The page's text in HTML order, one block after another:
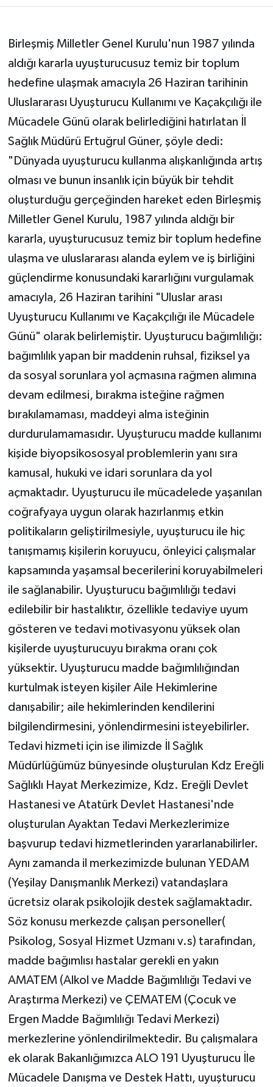
Birleşmiş Milletler Genel Kurulu'nun 1987 yılında
aldığı kararla uyuşturucusuz temiz bir toplum
hedefine ulaşmak amacıyla 26 Haziran tarihinin
Uluslararası Uyuşturucu Kullanımı ve Kaçakçılığı ile
Mücadele Günü olarak belirlediğini hatırlatan İl
Sağlık Müdürü Ertuğrul Güner, şöyle dedi:
"Dünyada uyuşturucu kullanma alışkanlığında artış
olması ve bunun insanlık için büyük bir tehdit
oluşturduğu gerçeğinden hareket eden Birleşmiş
Milletler Genel Kurulu, 1987 yılında aldığı bir
kararla, uyuşturucusuz temiz bir toplum hedefine
ulaşma ve uluslararası alanda eylem ve iş birliğini
güçlendirme konusundaki kararlığını vurgulamak
amacıyla, 26 Haziran tarihini "Uluslar arası
Uyuşturucu Kullanımı ve Kaçakçılığı ile Mücadele
Günü" olarak belirlemiştir. Uyuşturucu bağımlılığı:
bağımlılık yapan bir maddenin ruhsal, fiziksel ya
da sosyal sorunlara yol açmasına rağmen alımına
devam edilmesi, bırakma isteğine rağmen
bırakılamaması, maddeyi alma isteğinin
durdurulamamasıdır. Uyuşturucu madde kullanımı
kişide biyopsikososyal problemlerin yanı sıra
kamusal, hukuki ve idari sorunlara da yol
açmaktadır. Uyuşturucu ile mücadelede yaşanılan
coğrafyaya uygun olarak hazırlanmış etkin
politikaların geliştirilmesiyle, uyuşturucu ile hiç
tanışmamış kişilerin koruyucu, önleyici çalışmalar
kapsamında yaşamsal becerilerini koruyabilmeleri
ile sağlanabilir. Uyuşturucu bağımlılığı tedavi
edilebilir bir hastalıktır, özellikle tedaviye uyum
gösteren ve tedavi motivasyonu yüksek olan
kişilerde uyuşturucuyu bırakma oranı çok
yüksektir. Uyuşturucu madde bağımlılığından
kurtulmak isteyen kişiler Aile Hekimlerine
danışabilir; aile hekimlerinden kendilerini
bilgilendirmesini, yönlendirmesini isteyebilirler.
Tedavi hizmeti için ise ilimizde İl Sağlık
Müdürlüğümüz bünyesinde oluşturulan Kdz Ereğli
Sağlıklı Hayat Merkezimize, Kdz. Ereğli Devlet
Hastanesi ve Atatürk Devlet Hastanesi'nde
oluşturulan Ayaktan Tedavi Merkezlerimize
başvurup tedavi hizmetlerinden yararlanabilirler.
Aynı zamanda il merkezimizde bulunan YEDAM
(Yeşilay Danışmanlık Merkezi) vatandaşlara
ücretsiz olarak psikolojik destek sağlamaktadır.
Söz konusu merkezde çalışan personeller(
Psikolog, Sosyal Hizmet Uzmanı v.s) tarafından,
madde bağımlısı hastalar gerekli en yakın
AMATEM (Alkol ve Madde Bağımlılığı Tedavi ve
Araştırma Merkezi) ve ÇEMATEM (Çocuk ve
Ergen Madde Bağımlılığı Tedavi Merkezi)
merkezlerine yönlendirilmektedir. Bu çalışmalara
ek olarak Bakanlığımızca ALO 191 Uyuşturucu İle
Mücadele Danışma ve Destek Hattı, uyuşturucu